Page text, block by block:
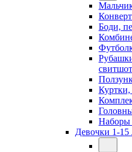
Боди,
Наборы
Девочки 1-15